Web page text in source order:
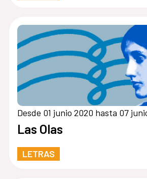
Desde 01 junio 2020 hasta 07
Las Olas
LETRAS